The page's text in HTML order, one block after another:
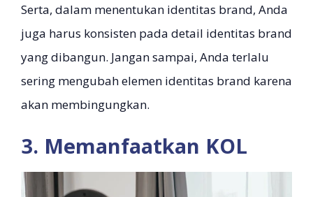
Serta, dalam menentukan identitas brand, Anda
juga harus konsisten pada detail identitas brand
yang dibangun. Jangan sampai, Anda terlalu
sering mengubah elemen identitas brand karena
akan membingungkan.
3. Memanfaatkan KOL